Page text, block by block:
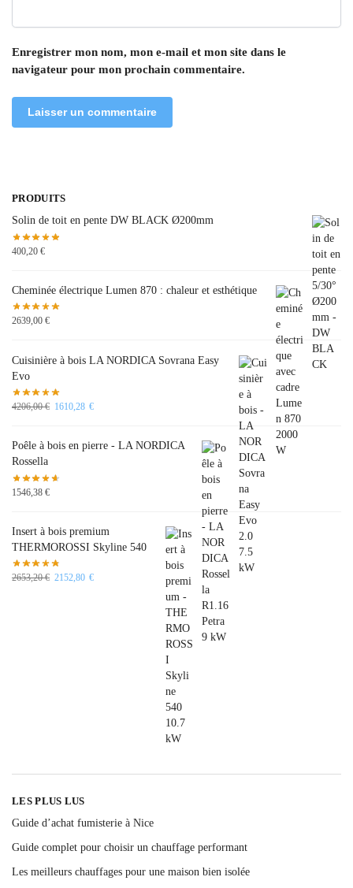
Enregistrer mon nom, mon e-mail et mon site dans le
navigateur pour mon prochain commentaire.
PRODUITS
Solin de toit en pente DW BLACK Ø200mm
400,20 €
Cheminée électrique Lumen 870 : chaleur et esthétique
2639,00 €
Cuisinière à bois LA NORDICA Sovrana Easy
Evo
4206,00€ 1610,28 €
Poêle à bois en pierre - LA NORDICA
Rossella
1546,38 €
Insert à bois premium
THERMOROSSI Skyline 540
2653,20€ 2152,80 €
LES PLUS LUS
Guide d’achat fumisterie à Nice
Guide complet pour choisir un chauffage performant
Les meilleurs chauffages pour une maison bien isolée